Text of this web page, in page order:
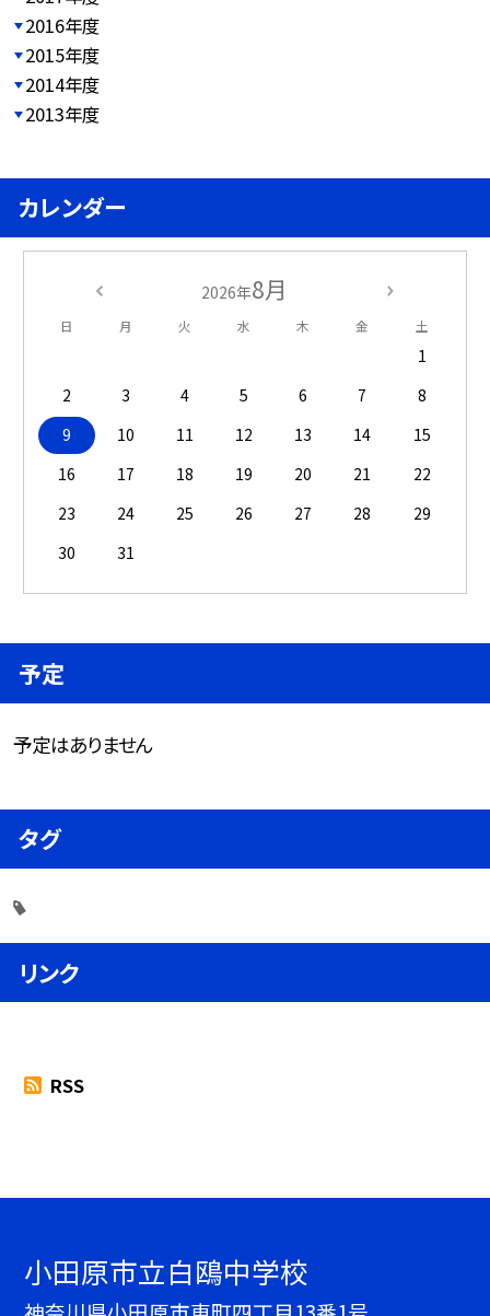
2016年度
2015年度
2014年度
2013年度
カレンダー
2026年8月
日 月 火 水 木 金 土
1
2
3 4 5 6 7
8
9
10 11 12 13 14
15
16
17 18 19 20 21
22
23
24 25 26 27 28
29
30
31
予定
予定はありません
タグ
リンク
RSS
小田原市立白鴎中学校